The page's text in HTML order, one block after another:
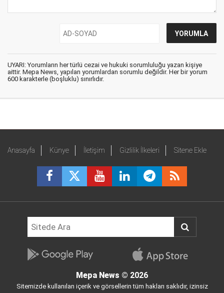
UYARI: Yorumların her türlü cezai ve hukuki sorumluluğu yazan kişiye
aittir. Mepa News, yapılan yorumlardan sorumlu değildir. Her bir yorum
600 karakterle (boşluklu) sınırlıdır.
Anasayfa Künye İletişim Gizlilik İlkeleri Sitene Ekle
Mepa News © 2026
Sitemizde kullanılan içerik ve görsellerin tüm hakları saklıdır, izinsiz